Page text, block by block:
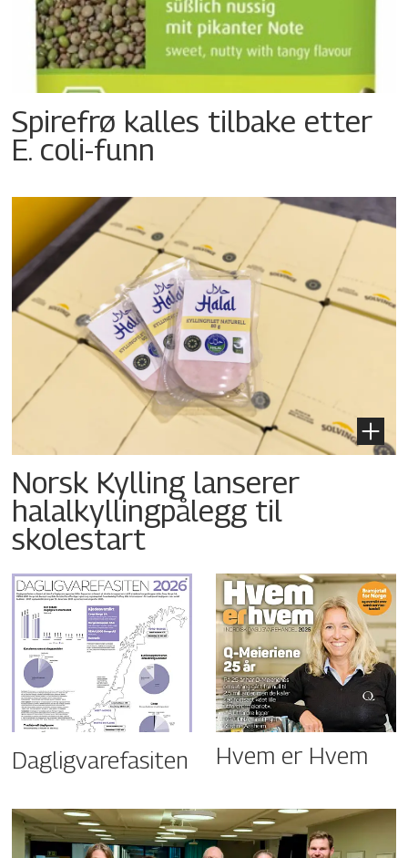
Spirefrø kalles tilbake etter
E. coli-funn
Norsk Kylling lanserer
halalkyllingpålegg til
skolestart
Dagligvarefasiten Hvem er Hvem